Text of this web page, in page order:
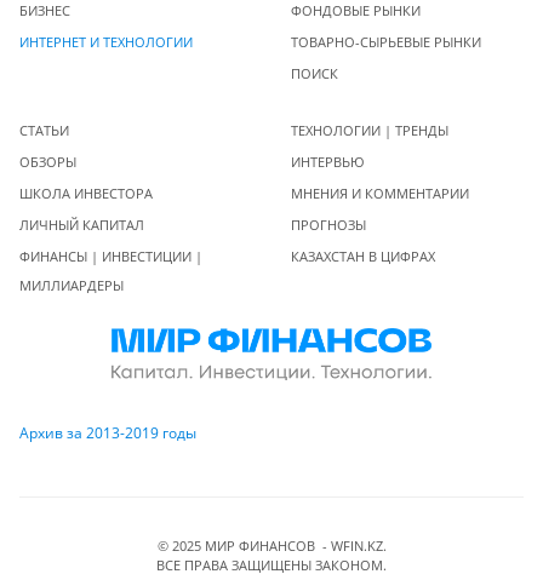
БИЗНЕС
ИНТЕРНЕТ И ТЕХНОЛОГИИ
ФОНДОВЫЕ РЫНКИ
ТОВАРНО-СЫРЬЕВЫЕ РЫНКИ
ПОИСК
СТАТЬИ
ОБЗОРЫ
ШКОЛА ИНВЕСТОРА
ЛИЧНЫЙ КАПИТАЛ
ФИНАНСЫ | ИНВЕСТИЦИИ |
МИЛЛИАРДЕРЫ
ТЕХНОЛОГИИ | ТРЕНДЫ
ИНТЕРВЬЮ
МНЕНИЯ И КОММЕНТАРИИ
ПРОГНОЗЫ
КАЗАХСТАН В ЦИФРАХ
Архив за 2013-2019 годы
© 2025 МИР ФИНАНСОВ - WFIN.KZ.
ВСЕ ПРАВА ЗАЩИЩЕНЫ ЗАКОНОМ.